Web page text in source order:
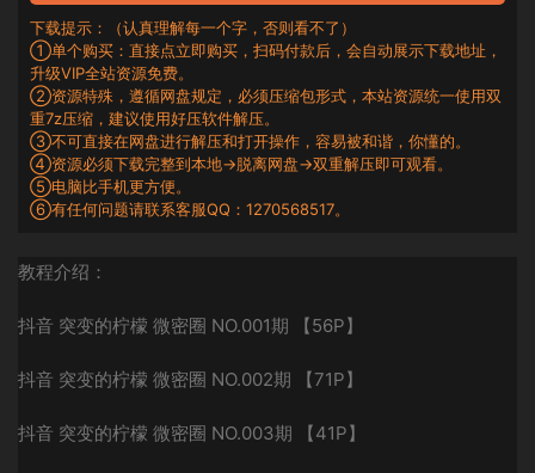
下载提示：（认真理解每一个字，否则看不了）
①单个购买：直接点立即购买，扫码付款后，会自动展示下载地址，
升级VIP全站资源免费。
②资源特殊，遵循网盘规定，必须压缩包形式，本站资源统一使用双
重7z压缩，建议使用好压软件解压。
③不可直接在网盘进行解压和打开操作，容易被和谐，你懂的。
④资源必须下载完整到本地→脱离网盘→双重解压即可观看。
⑤电脑比手机更方便。
⑥有任何问题请联系客服QQ：1270568517。
教程介绍：
抖音 突变的柠檬 微密圈 NO.001期 【56P】
抖音 突变的柠檬 微密圈 NO.002期 【71P】
抖音 突变的柠檬 微密圈 NO.003期 【41P】